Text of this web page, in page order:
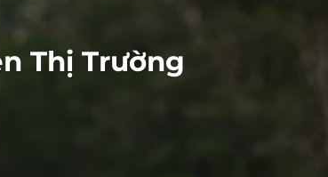
Thị Trường